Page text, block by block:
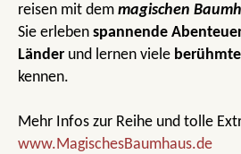
reisen mit dem magischen
Sie erleben spannende
Länder und lernen viele
kennen.
Mehr Infos zur Reihe und tolle
www.MagischesBaumhaus.de